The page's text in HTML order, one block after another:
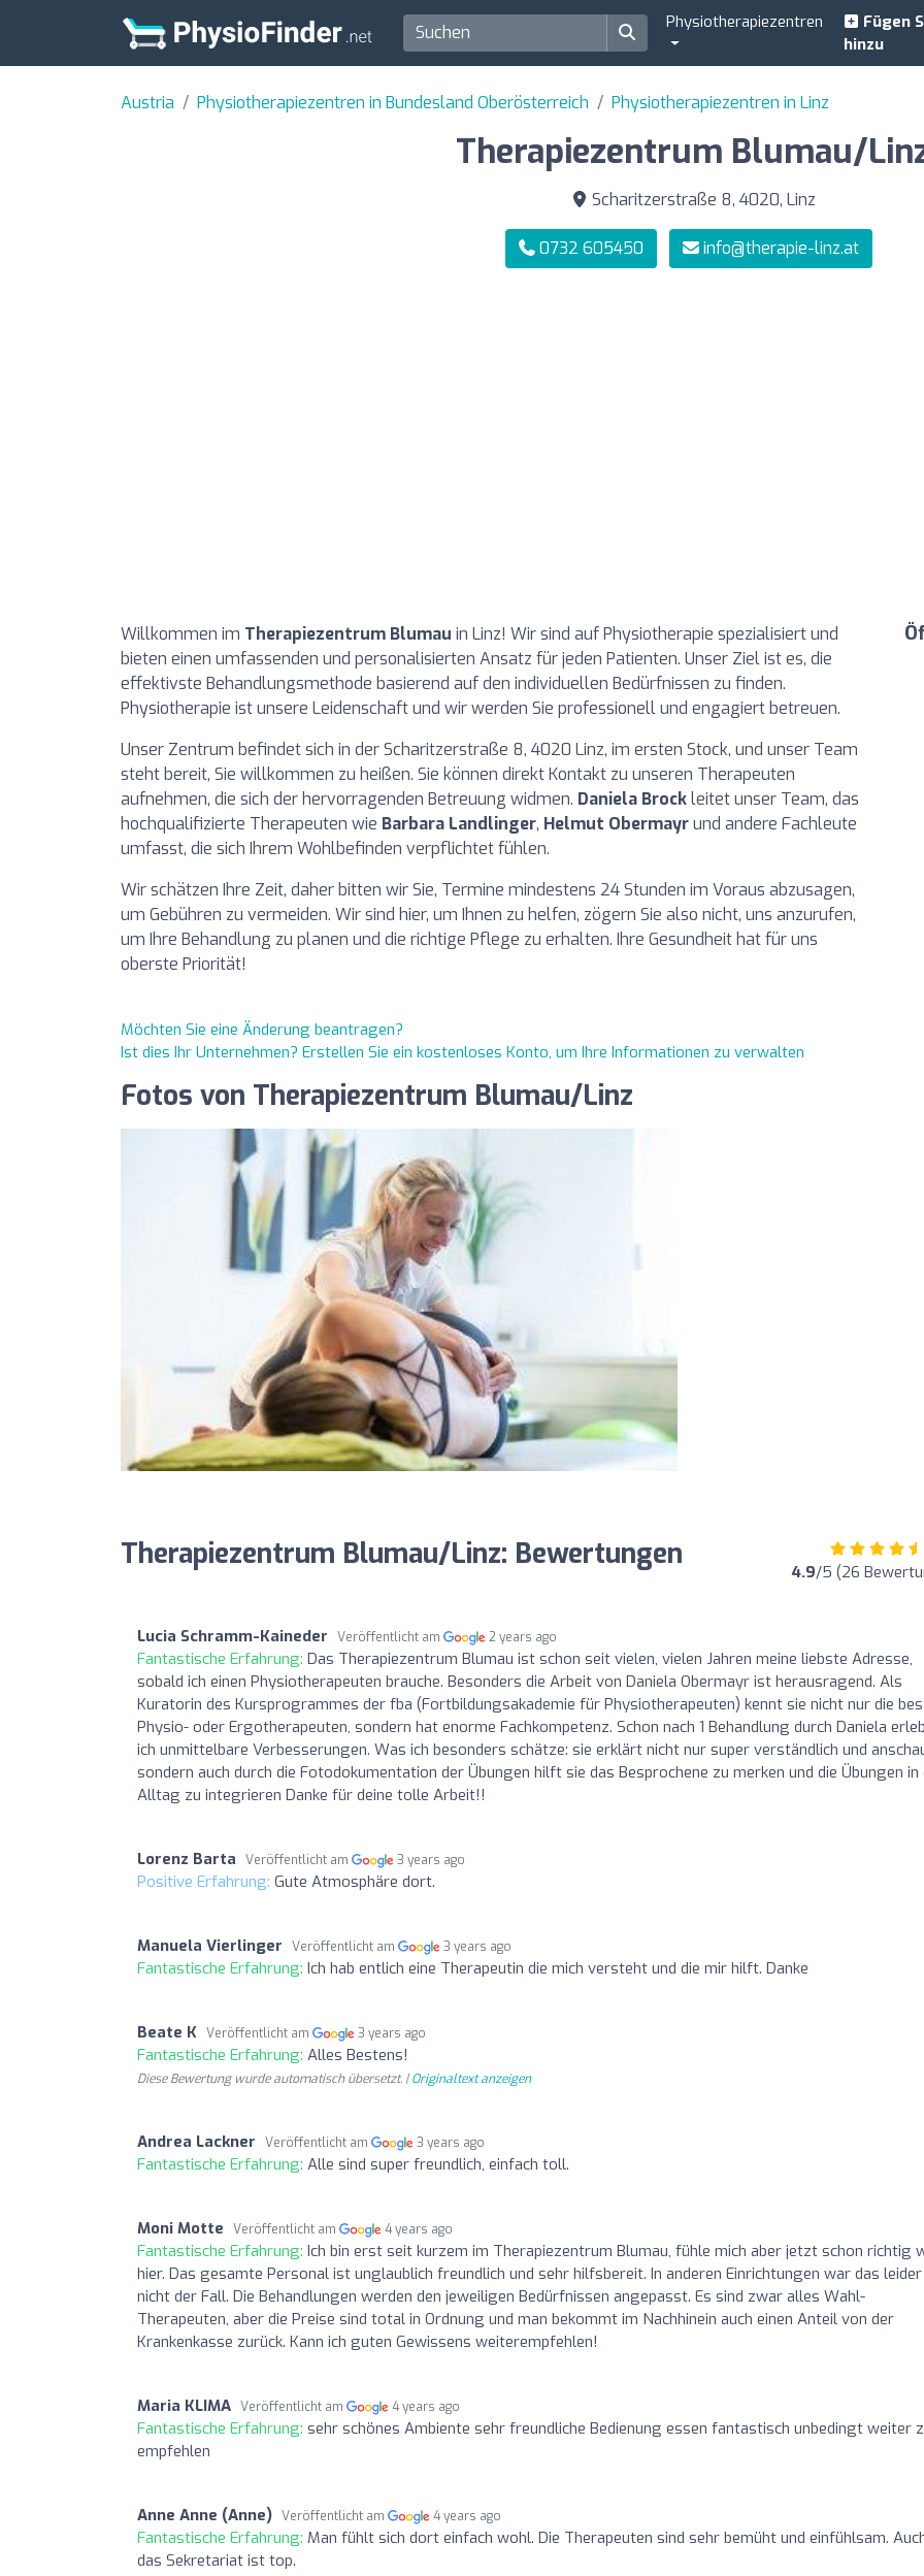
Physiotherapiezentren
Fügen
hinzu
Austria Physiotherapiezentren in Bundesland Oberösterreich Physiotherapiezentren in Linz
Therapiezentrum Blumau/
Scharitzerstraße 8, 4020, Linz
0732 605450 info@therapie-linz.at
Willkommen im Therapiezentrum Blumau in Linz! Wir sind auf Physiotherapie spezialisiert und
bieten einen umfassenden und personalisierten Ansatz für jeden Patienten. Unser Ziel ist es, die
effektivste Behandlungsmethode basierend auf den individuellen Bedürfnissen zu finden.
Physiotherapie ist unsere Leidenschaft und wir werden Sie professionell und engagiert betreuen.
Unser Zentrum befindet sich in der Scharitzerstraße 8, 4020 Linz, im ersten Stock, und unser Team
steht bereit, Sie willkommen zu heißen. Sie können direkt Kontakt zu unseren Therapeuten
aufnehmen, die sich der hervorragenden Betreuung widmen. Daniela Brockleitet unser Team, das
hochqualifizierte Therapeuten wie Barbara Landlinger, Helmut Obermayrund andere Fachleute
umfasst, die sich Ihrem Wohlbefinden verpflichtet fühlen.
Wir schätzen Ihre Zeit, daher bitten wir Sie, Termine mindestens 24 Stunden im Voraus abzusagen,
um Gebühren zu vermeiden. Wir sind hier, um Ihnen zu helfen, zögern Sie also nicht, uns anzurufen,
um Ihre Behandlung zu planen und die richtige Pflege zu erhalten. Ihre Gesundheit hat für uns
oberste Priorität!
Möchten Sie eine Änderung beantragen?
Ist dies Ihr Unternehmen? Erstellen Sie ein kostenloses Konto, um Ihre Informationen zu verwalten
Fotos von Therapiezentrum Blumau/Linz
Therapiezentrum Blumau/Linz: Bewertungen 4.9/5 (26
Lucia Schramm-Kaineder Veröffentlicht am 2 years ago
Fantastische Erfahrung: Das Therapiezentrum Blumau ist schon seit vielen, vielen Jahren meine liebste Adresse,
sobald ich einen Physiotherapeuten brauche. Besonders die Arbeit von Daniela Obermayr ist herausragend. Als
Kuratorin des Kursprogrammes der fba (Fortbildungsakademie für Physiotherapeuten) kennt sie nicht nur die
Physio- oder Ergotherapeuten, sondern hat enorme Fachkompetenz. Schon nach 1 Behandlung durch Daniela
ich unmittelbare Verbesserungen. Was ich besonders schätze: sie erklärt nicht nur super verständlich und
sondern auch durch die Fotodokumentation der Übungen hilft sie das Besprochene zu merken und die Übungen in
Alltag zu integrieren Danke für deine tolle Arbeit!!
Lorenz Barta Veröffentlicht am 3 years ago
Positive Erfahrung: Gute Atmosphäre dort.
Manuela Vierlinger Veröffentlicht am 3 years ago
Fantastische Erfahrung: Ich hab entlich eine Therapeutin die mich versteht und die mir hilft. Danke
Beate K Veröffentlicht am 3 years ago
Fantastische Erfahrung: Alles Bestens!
Diese Bewertung wurde automatisch übersetzt. |Originaltext anzeigen
Andrea Lackner Veröffentlicht am 3 years ago
Fantastische Erfahrung: Alle sind super freundlich, einfach toll.
Moni Motte Veröffentlicht am 4 years ago
Fantastische Erfahrung: Ich bin erst seit kurzem im Therapiezentrum Blumau, fühle mich aber jetzt schon richtig
hier. Das gesamte Personal ist unglaublich freundlich und sehr hilfsbereit. In anderen Einrichtungen war das leider
nicht der Fall. Die Behandlungen werden den jeweiligen Bedürfnissen angepasst. Es sind zwar alles Wahl-
Therapeuten, aber die Preise sind total in Ordnung und man bekommt im Nachhinein auch einen Anteil von der
Krankenkasse zurück. Kann ich guten Gewissens weiterempfehlen!
Maria KLIMA Veröffentlicht am 4 years ago
Fantastische Erfahrung: sehr schönes Ambiente sehr freundliche Bedienung essen fantastisch unbedingt weiter
empfehlen
Anne Anne (Anne) Veröffentlicht am 4 years ago
Fantastische Erfahrung: Man fühlt sich dort einfach wohl. Die Therapeuten sind sehr bemüht und einfühlsam.
das Sekretariat ist top.